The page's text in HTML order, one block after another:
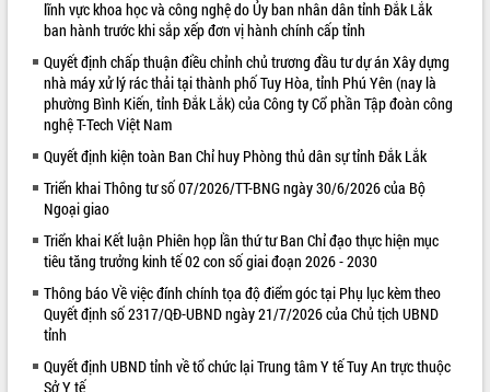
Khám bệnh, cấp phát thuốc miễn phí
và tặng quà người dân xã Cư Pui
Hội nghị UBND tỉnh Đắk Lắk thường kỳ
tháng 7/2026
Lễ truy tặng danh hiệu “Bà Mẹ Việt
Nam Anh hùng” và trao Huân chương
Lao động
UBND tỉnh Đắk Lắk triển khai nhiệm
vụ 6 tháng cuối năm 2026
Kỳ họp thứ Hai, Hội đồng nhân dân
ALBUM ẢNH
lĩnh vực khoa học và công nghệ do Ủy ban nhân dân tỉnh Đắk Lắk
ban hành trước khi sắp xếp đơn vị hành chính cấp tỉnh
Quyết định chấp thuận điều chỉnh chủ trương đầu tư dự án Xây dựng
nhà máy xử lý rác thải tại thành phố Tuy Hòa, tỉnh Phú Yên (nay là
phường Bình Kiến, tỉnh Đắk Lắk) của Công ty Cổ phần Tập đoàn công
nghệ T-Tech Việt Nam
Quyết định kiện toàn Ban Chỉ huy Phòng thủ dân sự tỉnh Đắk Lắk
Triển khai Thông tư số 07/2026/TT-BNG ngày 30/6/2026 của Bộ
Ngoại giao
Triển khai Kết luận Phiên họp lần thứ tư Ban Chỉ đạo thực hiện mục
tiêu tăng trưởng kinh tế 02 con số giai đoạn 2026 - 2030
Thông báo Về việc đính chính tọa độ điểm góc tại Phụ lục kèm theo
Quyết định số 2317/QĐ-UBND ngày 21/7/2026 của Chủ tịch UBND
tỉnh
Quyết định UBND tỉnh về tổ chức lại Trung tâm Y tế Tuy An trực thuộc
Sở Y tế